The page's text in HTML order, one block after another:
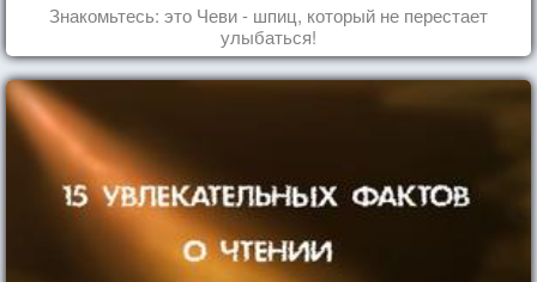
Знакомьтесь: это Чеви - шпиц, который не перестает
улыбаться!